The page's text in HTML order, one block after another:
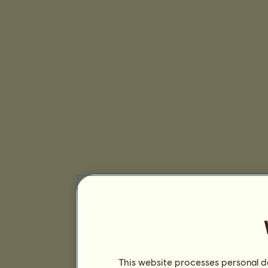
This website processes personal